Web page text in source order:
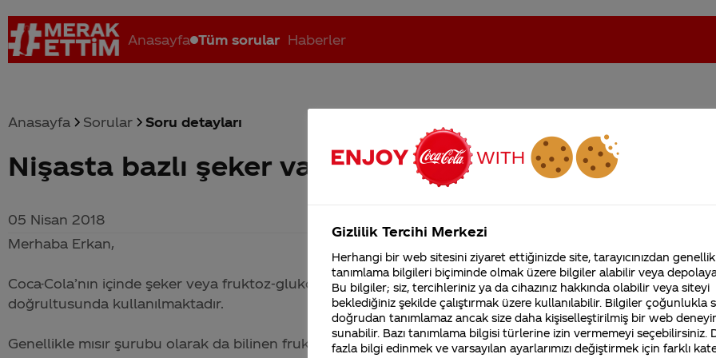
Anasayfa Tüm sorular Haberler
Coca-Cola nerenin malı? Coca cola İsrail malı mı Yani ... Coca-Cola'nın Filistin'de fabr... Coca-Cola’yı kim buldu?
Anasayfa Sorular Soru detayları
Nişasta bazlı şeker var mı
05 Nisan 2018
Merhaba Erkan,
Coca-Cola’nın içinde şeker veya fruktoz-glukoz şurubu kullanılır. Her iki içerik de üretim planlarımız
doğrultusunda kullanılmaktadır.
Genellikle mısır şurubu olarak da bilinen fruktoz-glukoz şurubu, içecek ve yiyeceklere tatlılık katmak
Coca-Cola Şirketi
merak ettikleriniz.
Fabrikalarımız,
sertifikalarımız, faaliyet
gösterdiğimiz ülkeler,
tarihçemiz ve daha
Gizlilik Tercihi Merkezi
Herhangi bir web sitesini ziyaret ettiğinizde site, tarayıcınızdan
tanımlama bilgileri biçiminde olmak üzere bilgiler alabilir veya
Bu bilgiler; siz, tercihleriniz ya da cihazınız hakkında olabilir veya siteyi
beklediğiniz şekilde çalıştırmak üzere kullanılabilir. Bilgiler çoğunlukla
doğrudan tanımlamaz ancak size daha kişiselleştirilmiş bir web
sunabilir. Bazı tanımlama bilgisi türlerine izin vermemeyi seçebilirsiniz.
fazla bilgi edinmek ve varsayılan ayarlarımızı değiştirmek için farklı